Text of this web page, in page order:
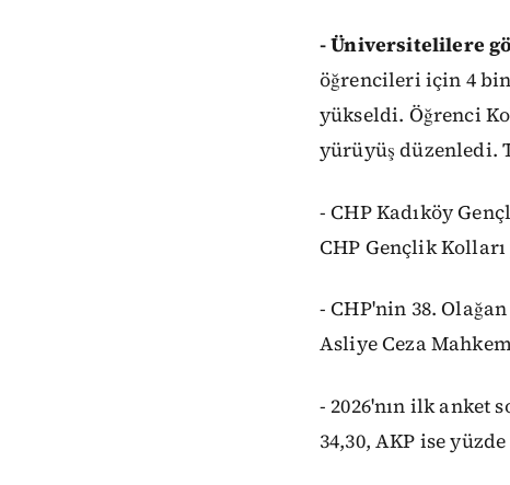
- Üniversitelilere
öğrencileri için 4
yükseldi. Öğrenci
yürüyüş düzenledi.
- CHP Kadıköy
CHP Gençlik
- CHP'nin 38.
Asliye Ceza
- 2026'nın ilk anket
34,30, AKP ise